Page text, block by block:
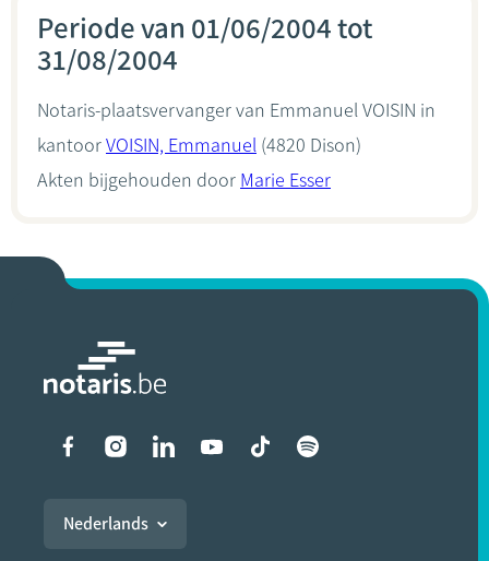
Periode van 01/06/2004 tot
31/08/2004
Notaris-plaatsvervanger van Emmanuel VOISIN in
kantoorVOISIN, Emmanuel (4820 Dison)
Akten bijgehouden door Marie Esser
Liens vers les réseaux
Nederlands